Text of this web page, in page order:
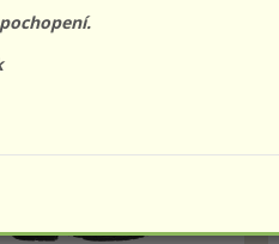
Nejvyšší ceny